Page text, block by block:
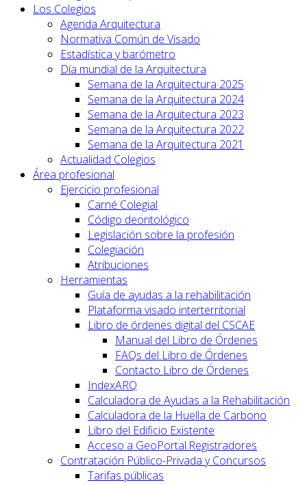
Los Colegios
Agenda Arquitectura
Normativa Común de Visado
Estadística y barómetro
Día mundial de la Arquitectura
Semana de la Arquitectura 2025
Semana de la Arquitectura 2024
Semana de la Arquitectura 2023
Semana de la Arquitectura 2022
Semana de la Arquitectura 2021
Actualidad Colegios
Área profesional
Ejercicio profesional
Carné Colegial
Código deontológico
Legislación sobre la profesión
Colegiación
Atribuciones
Herramientas
Guía de ayudas a la rehabilitación
Plataforma visado interterritorial
Libro de órdenes digital del CSCAE
Manual del Libro de Órdenes
FAQs del Libro de Órdenes
Contacto Libro de Órdenes
IndexARQ
Calculadora de Ayudas a la Rehabilitación
Calculadora de la Huella de Carbono
Libro del Edificio Existente
Acceso a GeoPortal.Registradores
Contratación Público-Privada y Concursos
Tarifas públicas